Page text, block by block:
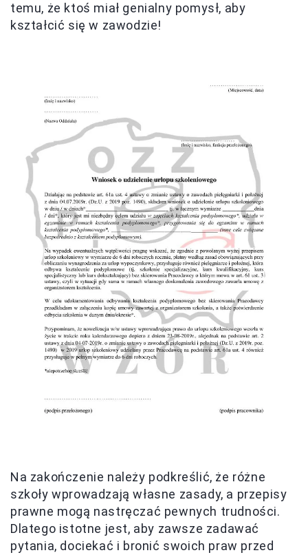
temu, że ktoś miał genialny pomysł, aby
kształcić się w zawodzie!
Na zakończenie należy podkreślić, że różne
szkoły wprowadzają własne zasady, a przepisy
prawne mogą nastręczać pewnych trudności.
Dlatego istotne jest, aby zawsze zadawać
pytania, dociekać i bronić swoich praw przed